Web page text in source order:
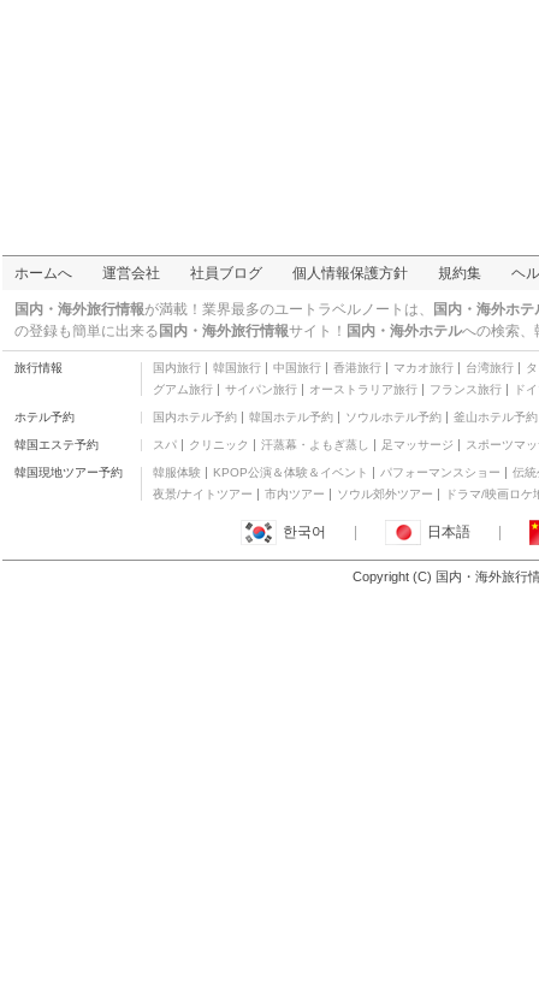
チェック イン チャイナ
タウン
三つ星
リブ ローカル
二つ星
シャンハイ マンション
バンコク
四つ星
アイチェック イン リー
ジェンシー チャイナタ
ウン
三つ星
チャイナタウン ホステ
ル
二つ星
二つ星
ホームへ 運営会社 社員ブログ 個人情報保護方針 規約集 ヘ
国内・海外旅行情報が満載！業界最多のユートラベルノートは、
国内・海外ホ
の登録も簡単に出来る 国内・海外旅行情報サイト！ 国内・海外ホテルへの検索、
旅行情報 国内旅行 韓国旅行 中国旅行 香港旅行 マカオ旅行 台湾旅行
グアム旅行
サイパン旅行 オーストラリア旅行 フランス旅行 ド
ホテル予約 国内ホテル予約 韓国ホテル予約 ソウルホテル予約 釜山ホテル予約
韓国エステ予約 スパ クリニック 汗蒸幕・よもぎ蒸し 足マッサージ スポーツマ
韓国現地ツアー予約 韓服体験 KPOP公演＆体験＆イベント パフォーマンスショー
伝統
夜景/ナイトツアー
市内ツアー ソウル郊外ツアー ドラマ/映画ロケ
한국어 日本語
Copyright (C) 国内・海外旅行